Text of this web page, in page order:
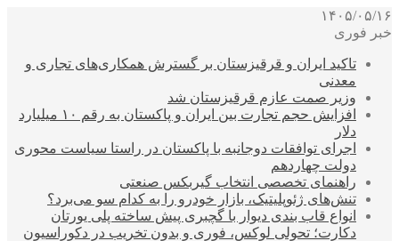
۱۴۰۵/۰۵/۱۶
خبر فوری
تاکید ایران و قرقیزستان بر گسترش همکاری‌های تجاری و
معدنی
وزیر صمت عازم قرقیزستان شد
افزایش حجم تجارت بین ایران و پاکستان به رقم ۱۰ میلیارد
دلار
اجرای توافقات دوجانبه با پاکستان در راستا سیاست محوری
دولت چهاردهم
راهنمای تخصصی انتخاب گیربکس صنعتی
تنش‌های ژئوپلیتیک، بازار خودرو را به کدام سو می‌برد؟
انواع قاب بندی دیوار با گچبری پیش ساخته پلی یورتان
دکارت؛ تحولی لوکس، فوری و بدون تخریب در دکوراسیون